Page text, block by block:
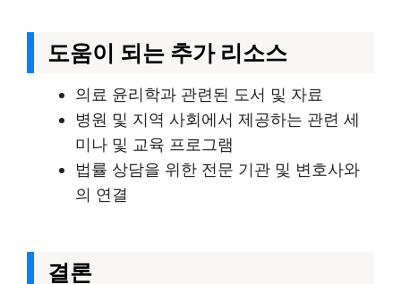
도움이 되는 추가 리소스
의료 윤리학과 관련된 도서 및 자료
병원 및 지역 사회에서 제공하는 관련 세
미나 및 교육 프로그램
법률 상담을 위한 전문 기관 및 변호사와
의 연결
결론